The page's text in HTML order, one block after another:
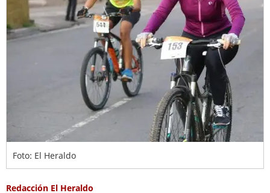
Foto: El Heraldo
Redacción El Heraldo